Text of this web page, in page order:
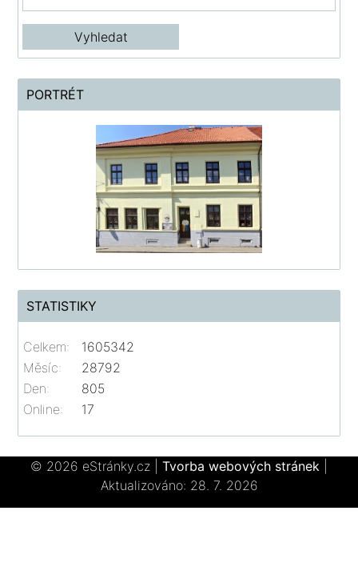
PORTRÉT
STATISTIKY
Online: 17
Celkem:
1605342
Měsíc:
28792
Den:
805
© 2026 eStránky.cz Tvorba webových stránek
Aktualizováno: 28. 7. 2026